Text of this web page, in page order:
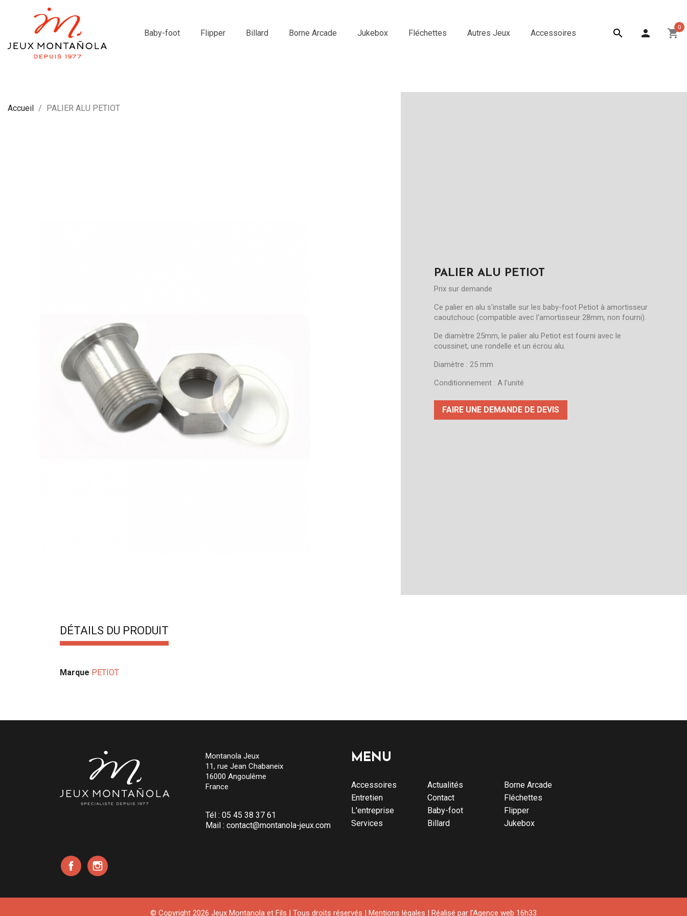
Baby-foot Flipper Billard Borne Arcade Jukebox Fléchettes Autres Jeux Accessoires  person shopping_cart0
Accueil PALIER ALU PETIOT
PALIER ALU PETIOT
Prix sur demande
Ce palier en alu s'installe sur les baby-foot Petiot à amortisseur
caoutchouc (compatible avec l'amortisseur 28mm, non fourni).
De diamètre 25mm, le palier alu Petiot est fourni avec le
coussinet, une rondelle et un écrou alu.
Diamètre : 25 mm
Conditionnement : A l'unité
FAIRE UNE DEMANDE DE DEVIS
DÉTAILS DU PRODUIT
Marque PETIOT
Montanola Jeux
11, rue Jean Chabaneix
16000 Angoulême
France
Tél : 05 45 38 37 61
Mail : contact@montanola-jeux.com
MENU
Accessoires
Entretien
L'entreprise
Services
Actualités
Contact
Baby-foot
Billard
Borne Arcade
Fléchettes
Flipper
Jukebox
Facebook
© Copyright 2026 Jeux Montanola et Fils | Tous droits réservés | Mentions légales | Réalisé par l’Agence web 16h33